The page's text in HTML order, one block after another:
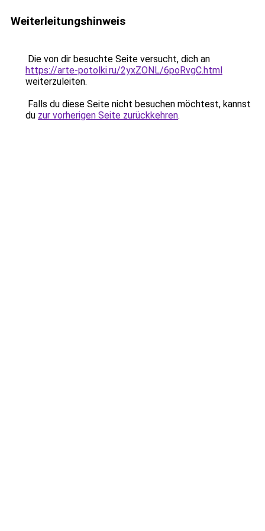
Weiterleitungshinweis
Die von dir besuchte Seite versucht, dich an
https://arte-potolki.ru/2yxZONL/6poRvgC.html
weiterzuleiten.
Falls du diese Seite nicht besuchen möchtest, kannst
du zur vorherigen Seite zurückkehren.